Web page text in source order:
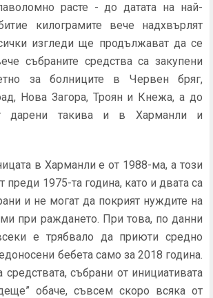
расте - до датата на най-
килограмите вече надхвърлят
изгледи ще продължават да се
събраните средства са закупени
за болниците в Червен бряг,
Нова Загора, Троян и Кнежа, а до
дарени такива и в Харманли и
в Харманли е от 1988-ма, а този
преди 1975-та година, като и двата са
и не могат да покрият нуждите на
при раждането. При това, по данни
е трябвало да приюти средно
бебета само за 2018 година.
средствата, събрани от инициативата
обаче, съвсем скоро всяка от